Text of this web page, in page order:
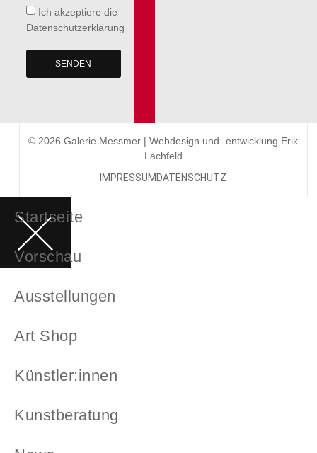
Ich akzeptiere die
Datenschutzerklärung
SENDEN
© 2026 Galerie Messmer | Webdesign und -entwicklung Erik
Lachfeld
IMPRESSUM DATENSCHUTZ
Startseite
Vorschau
Ausstellungen
Art Shop
Künstler:innen
Kunstberatung